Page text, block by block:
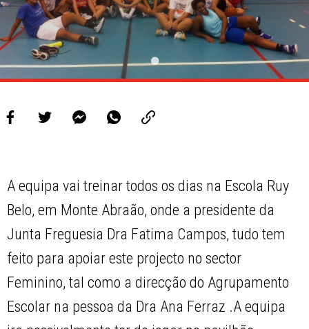
A equipa vai treinar todos os dias na Escola Ruy
Belo, em Monte Abraão, onde a presidente da
Junta Freguesia Dra Fatima Campos, tudo tem
feito para apoiar este projecto no sector
Feminino, tal como a direcção do Agrupamento
Escolar na pessoa da Dra Ana Ferraz .A equipa